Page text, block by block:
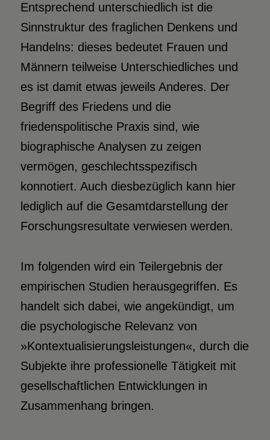
Entsprechend unterschiedlich ist die
Sinnstruktur des fraglichen Denkens und
Handelns: dieses bedeutet Frauen und
Männern teilweise Unterschiedliches und
es ist damit etwas jeweils Anderes. Der
Begriff des Friedens und die
friedenspolitische Praxis sind, wie
biographische Analysen zu zeigen
vermögen, geschlechtsspezifisch
konnotiert. Auch diesbezüglich kann hier
lediglich auf die Gesamtdarstellung der
Forschungsresultate verwiesen werden.
Im folgenden wird ein Teilergebnis der
empirischen Studien herausgegriffen. Es
handelt sich dabei, wie angekündigt, um
die psychologische Relevanz von
»Kontextualisierungsleistungen«, durch die
Subjekte ihre professionelle Tätigkeit mit
gesellschaftlichen Entwicklungen in
Zusammenhang bringen.